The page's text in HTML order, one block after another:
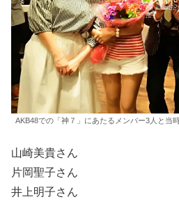
AKB48での「神７」にあたるメンバー3人と当
山崎美貴さん
片岡聖子さん
井上明子さん